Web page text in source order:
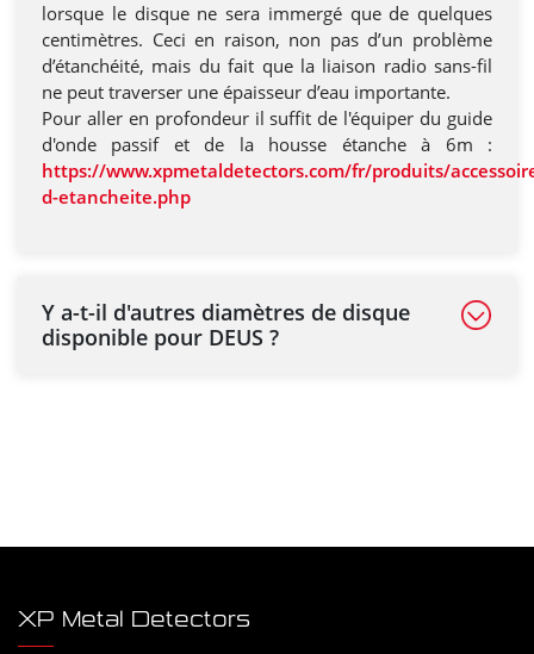
lorsque le disque ne sera immergé que de quelques
centimètres. Ceci en raison, non pas d’un problème
d’étanchéité, mais du fait que la liaison radio sans-fil
ne peut traverser une épaisseur d’eau importante.
Pour aller en profondeur il suffit de l'équiper du guide
d'onde passif et de la housse étanche à 6m :
https://www.xpmetaldetectors.com/fr/produits/
d-etancheite.php
Y a-t-il d'autres diamètres de disque
disponible pour DEUS ?
XP Metal Detectors